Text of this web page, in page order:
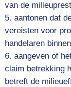
van de
aantonen dat
vereisten voor
handelaren
aangeven of
claim betrekking
betreft de